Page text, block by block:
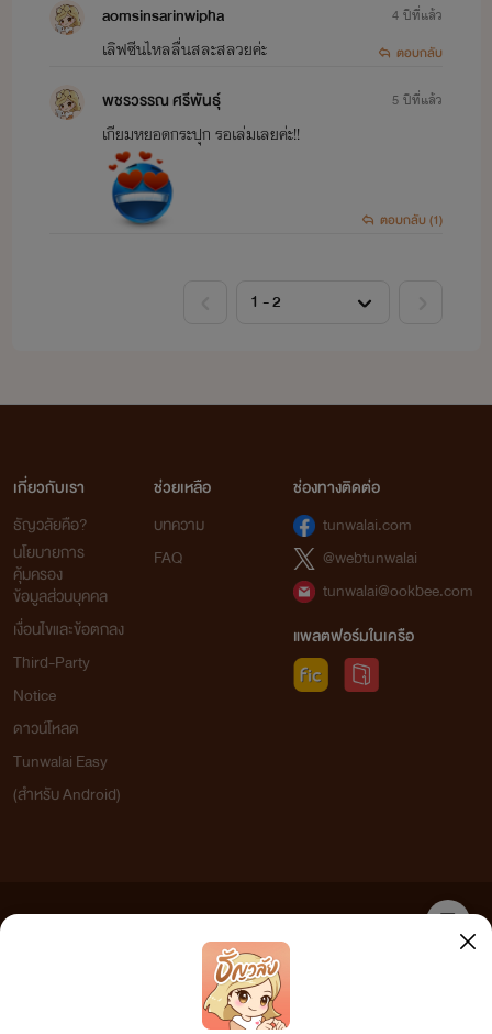
aomsinsarinwipha
เลิฟซีนไหลลื่นสละสลวยค่ะ
4 ปีที่แล้ว
ตอบกลับ
พชรวรรณ ศรีพันธุ์
เกียมหยอดกระปุก รอเล่มเลยค่ะ!!
5 ปีที่แล้ว
ตอบกลับ (1)
เกี่ยวกับเรา
ธัญวลัยคือ?
นโยบายการ
คุ้มครอง
ข้อมูลส่วนบุคคล
เงื่อนไขและข้อตกลง
Third-Party
Notice
ดาวน์โหลด
Tunwalai Easy
(สำหรับ Android)
ช่วยเหลือ
บทความ
FAQ
ช่องทางติดต่อ
tunwalai.com
@webtunwalai
tunwalai@ookbee.com
แพลตฟอร์มในเครือ
เว็บไซต์แห่งนี้ไม่ได้เห็นด้วยและไม่ขอรับผิดชอบต่อข้อความใดๆ ทั้งสิ้น ดังนั้นผู้อ่านทุกท่านโปรดใช้
วิจารณญาณในการกลั่นกรองด้วยตนเอง และหากท่านพบข้อความใดๆ ที่ขัดต่อกฎหมายและศีลธรรม
เพื่อทีมงานจะได้ดำเนินการในทันที ทั้งนี้ ทางเว็บไซต์ขอสงวน
ลิขสิทธิ์ตามพระราชบัญญัติลิขสิทธิ์ (ฉบับเพิ่มเติม) พ.ศ.2558